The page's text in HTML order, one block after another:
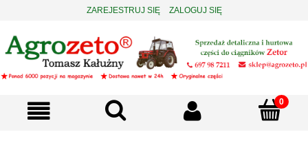
ZAREJESTRUJ SIĘ ZALOGUJ SIĘ